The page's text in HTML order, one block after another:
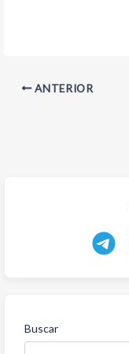
ANTERIOR
Buscar